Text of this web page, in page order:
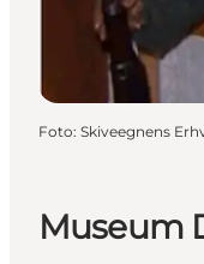
Museum
Foto: Skiveegnens